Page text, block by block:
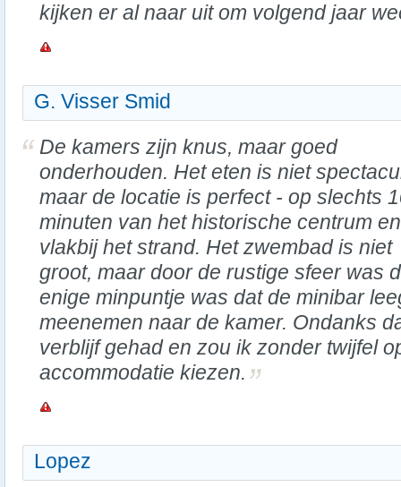
kijken er al naar uit om volgend jaar
G. Visser Smid
De kamers zijn knus, maar goed
onderhouden. Het eten is niet
maar de locatie is perfect - op slechts
minuten van het historische centrum en
vlakbij het strand. Het zwembad is niet
groot, maar door de rustige sfeer was
enige minpuntje was dat de minibar
meenemen naar de kamer. Ondanks
verblijf gehad en zou ik zonder twijfel
accommodatie kiezen.
Lopez